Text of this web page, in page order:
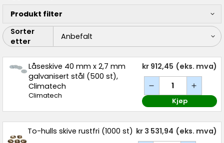
Produkt filter
Sorter
etter
Låseskive 40 mm x 2,7 mm
galvanisert stål (500 st),
Climatech
Climatech
kr 912,45 (eks. mva)
Kjøp
To-hulls skive rustfri (1000 st) kr 3 531,94 (eks. mva)